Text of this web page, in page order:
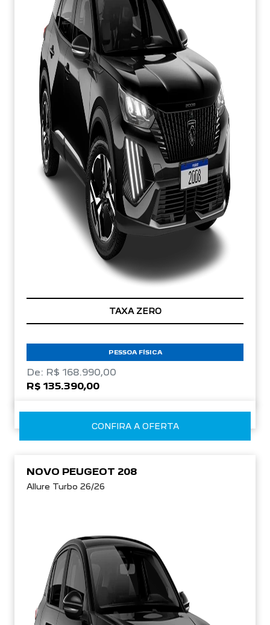
TAXA ZERO
PESSOA FÍSICA
De: R$ 168.990,00
R$ 135.390,00
CONFIRA A OFERTA
NOVO PEUGEOT 208
Allure Turbo 26/26